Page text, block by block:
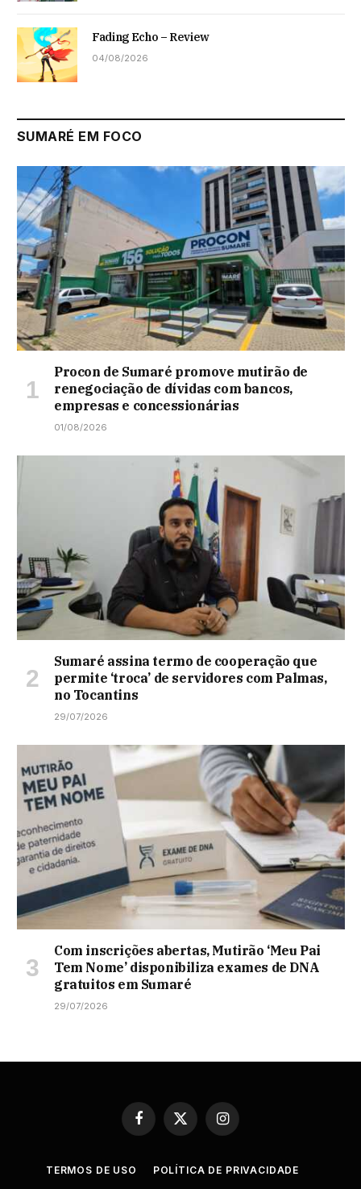
Fading Echo – Review
04/08/2026
SUMARÉ EM FOCO
Procon de Sumaré promove mutirão de
renegociação de dívidas com bancos,
empresas e concessionárias
01/08/2026
Sumaré assina termo de cooperação que
permite ‘troca’ de servidores com Palmas,
no Tocantins
29/07/2026
Com inscrições abertas, Mutirão ‘Meu Pai
Tem Nome’ disponibiliza exames de DNA
gratuitos em Sumaré
29/07/2026
Facebook
X
(Twitter)
Instagram
TERMOS DE USO
POLÍTICA DE PRIVACIDADE